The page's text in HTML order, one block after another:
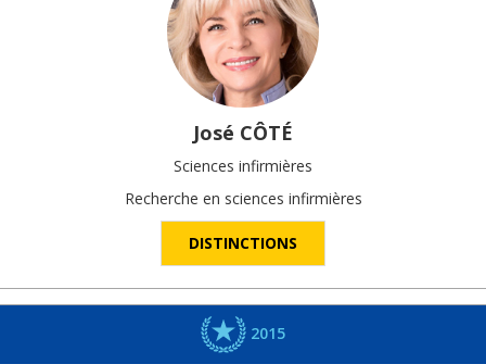
José CÔTÉ
Sciences infirmières
Recherche en sciences infirmières
DISTINCTIONS
2015